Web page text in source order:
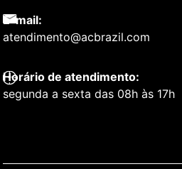
E-mail:
atendimento@acbrazil.com
Horário de atendimento:
segunda a sexta das 08h às 17h